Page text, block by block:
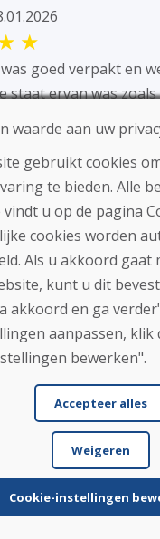
★
goed verpakt en
staat ervan was
, 17.12.2025
★
een paar gebruikte
binnen vier
Meer recensies
waarde aan uw
gebruikt cookies
te bieden. Alle
u op de pagina
cookies worden
Als u akkoord gaat
kunt u dit
akkoord en ga
aanpassen, klik
bewerken".
Accepteer alles
Weigeren
Cookie-instellingen